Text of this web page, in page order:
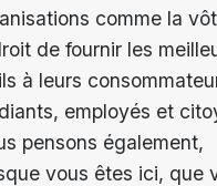
comme la
de fournir les
à leurs
employés et
pensons également,
vous êtes ici, que